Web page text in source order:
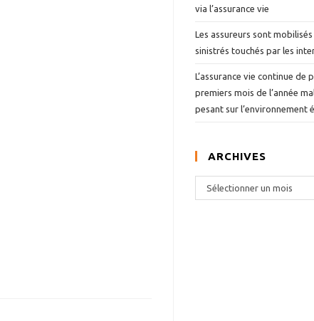
via l’assurance vie
Les assureurs sont
sinistrés touchés par les
L’assurance vie continue de
premiers mois de l’année
pesant sur l’environnement
ARCHIVES
r
Sélectionner un mois